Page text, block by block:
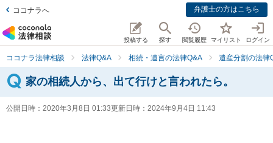
ココナラへ 弁護士の方はこちら
投稿する 探す 閲覧履歴 マイリスト ログイン
ココナラ法律相談 法律Q&A 相続・遺言の法律Q&A 遺産分割の法律
家の相続人から、出て行けと言われたら。
公開日時： 2020年3月8日 01:33更新日時： 2024年9月4日 11:43